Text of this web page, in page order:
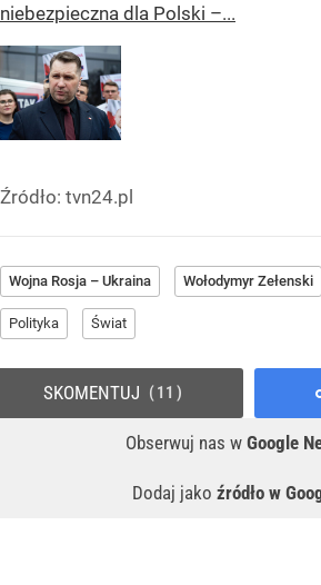
niebezpieczna dla Polski –...
Źródło: tvn24.pl
Wojna Rosja – Ukraina Wołodymyr Zełenski
Polityka Świat
Obserwuj nas w Google
Dodaj jako źródło w
SKOMENTUJ 11